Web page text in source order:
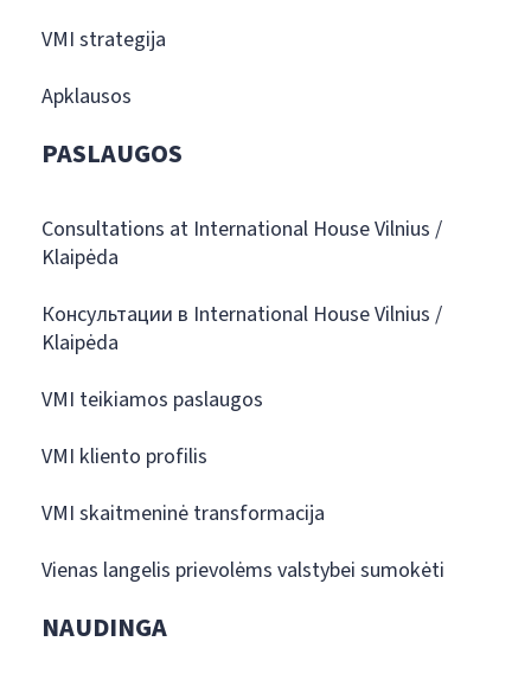
VMI strategija
Apklausos
PASLAUGOS
Consultations at International House Vilnius /
Klaipėda
Консультации в International House Vilnius /
Klaipėda
VMI teikiamos paslaugos
VMI kliento profilis
VMI skaitmeninė transformacija
Vienas langelis prievolėms valstybei sumokėti
NAUDINGA